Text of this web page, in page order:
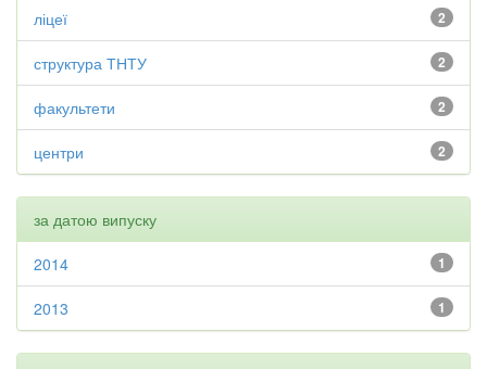
2
ліцеї
2
структура ТНТУ
2
факультети
2
центри
за датою випуску
1
2014
1
2013